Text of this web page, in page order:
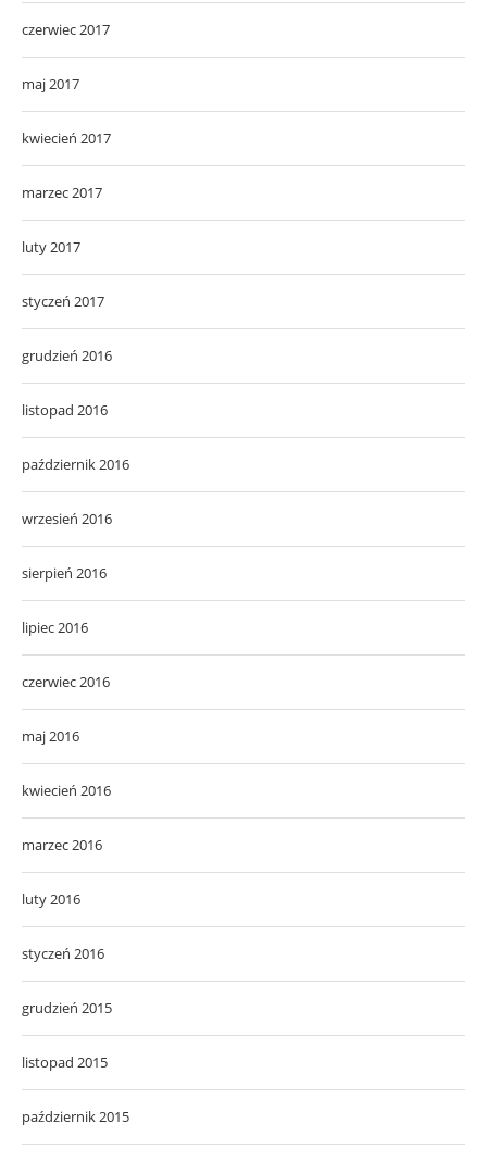
czerwiec 2017
maj 2017
kwiecień 2017
marzec 2017
luty 2017
styczeń 2017
grudzień 2016
listopad 2016
październik 2016
wrzesień 2016
sierpień 2016
lipiec 2016
czerwiec 2016
maj 2016
kwiecień 2016
marzec 2016
luty 2016
styczeń 2016
grudzień 2015
listopad 2015
październik 2015